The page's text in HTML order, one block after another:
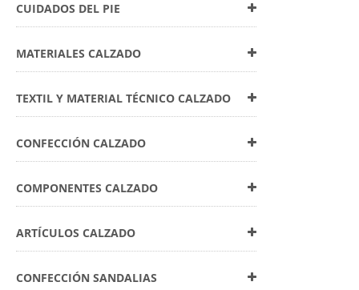
CUIDADOS DEL PIE
MATERIALES CALZADO
TEXTIL Y MATERIAL TÉCNICO CALZADO
CONFECCIÓN CALZADO
COMPONENTES CALZADO
ARTÍCULOS CALZADO
CONFECCIÓN SANDALIAS